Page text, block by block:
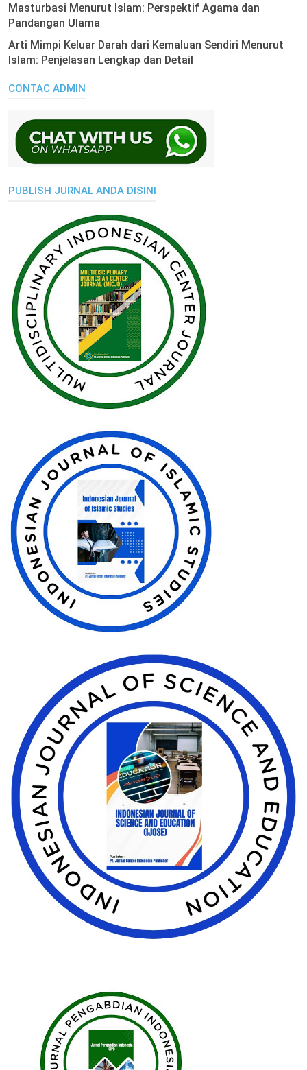
Masturbasi Menurut Islam: Perspektif Agama dan
Pandangan Ulama
Arti Mimpi Keluar Darah dari Kemaluan Sendiri Menurut
Islam: Penjelasan Lengkap dan Detail
CONTAC ADMIN
PUBLISH JURNAL ANDA DISINI